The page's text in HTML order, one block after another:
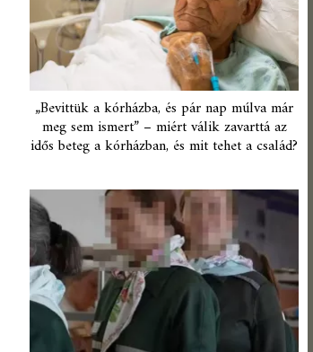
„Bevittük a kórházba, és pár nap múlva már
meg sem ismert” – miért válik zavarttá az
idős beteg a kórházban, és mit tehet a család?